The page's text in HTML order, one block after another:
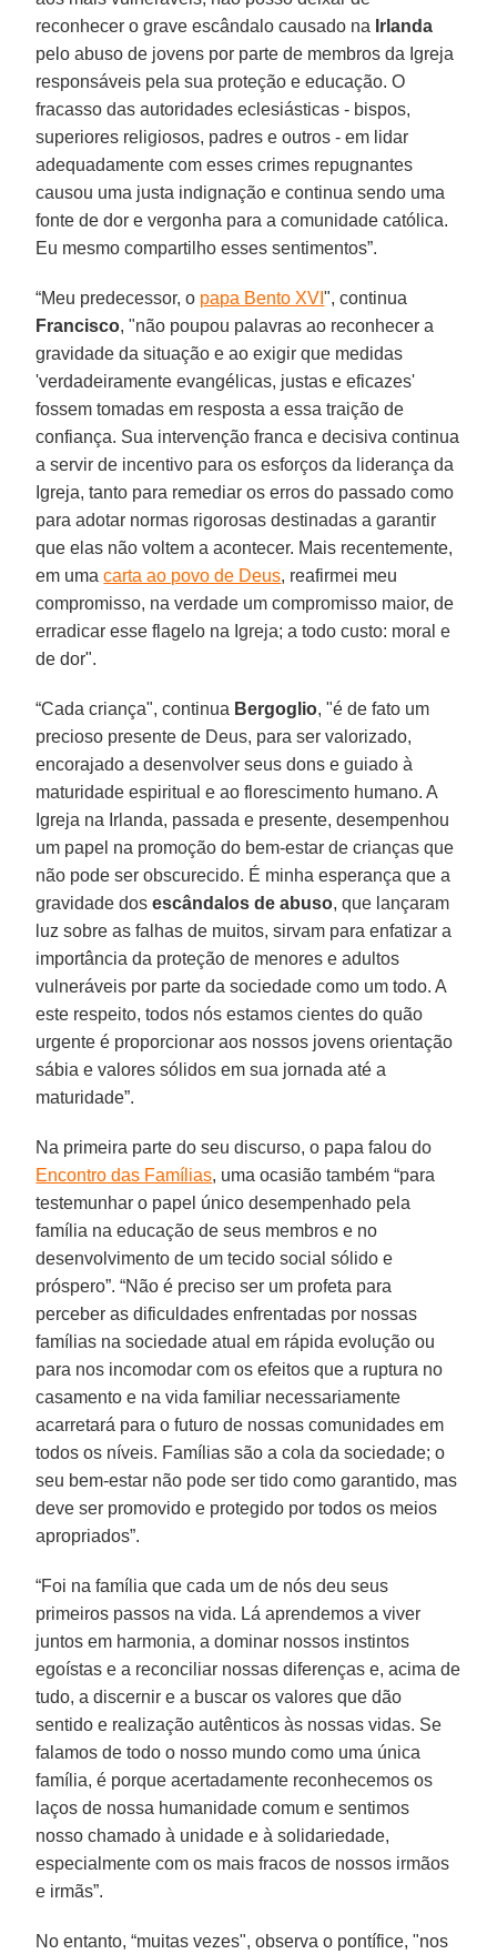
reconhecer o grave escândalo causado na Irlanda
pelo abuso de jovens por parte de membros da Igreja
responsáveis pela sua proteção e educação. O
fracasso das autoridades eclesiásticas - bispos,
superiores religiosos, padres e outros - em lidar
adequadamente com esses crimes repugnantes
causou uma justa indignação e continua sendo uma
fonte de dor e vergonha para a comunidade católica.
Eu mesmo compartilho esses sentimentos”.
“Meu predecessor, o papa Bento XVI", continua
Francisco, "não poupou palavras ao reconhecer a
gravidade da situação e ao exigir que medidas
'verdadeiramente evangélicas, justas e eficazes'
fossem tomadas em resposta a essa traição de
confiança. Sua intervenção franca e decisiva continua
a servir de incentivo para os esforços da liderança da
Igreja, tanto para remediar os erros do passado como
para adotar normas rigorosas destinadas a garantir
que elas não voltem a acontecer. Mais recentemente,
em umacarta ao povo de Deus, reafirmei meu
compromisso, na verdade um compromisso maior, de
erradicar esse flagelo na Igreja; a todo custo: moral e
de dor".
“Cada criança", continua Bergoglio, "é de fato um
precioso presente de Deus, para ser valorizado,
encorajado a desenvolver seus dons e guiado à
maturidade espiritual e ao florescimento humano. A
Igreja na Irlanda, passada e presente, desempenhou
um papel na promoção do bem-estar de crianças que
não pode ser obscurecido. É minha esperança que a
gravidade dosescândalos de abuso, que lançaram
luz sobre as falhas de muitos, sirvam para enfatizar a
importância da proteção de menores e adultos
vulneráveis por parte da sociedade como um todo. A
este respeito, todos nós estamos cientes do quão
urgente é proporcionar aos nossos jovens orientação
sábia e valores sólidos em sua jornada até a
maturidade”.
Na primeira parte do seu discurso, o papa falou do
Encontro das Famílias, uma ocasião também “para
testemunhar o papel único desempenhado pela
família na educação de seus membros e no
desenvolvimento de um tecido social sólido e
próspero”. “Não é preciso ser um profeta para
perceber as dificuldades enfrentadas por nossas
famílias na sociedade atual em rápida evolução ou
para nos incomodar com os efeitos que a ruptura no
casamento e na vida familiar necessariamente
acarretará para o futuro de nossas comunidades em
todos os níveis. Famílias são a cola da sociedade; o
seu bem-estar não pode ser tido como garantido, mas
deve ser promovido e protegido por todos os meios
apropriados”.
“Foi na família que cada um de nós deu seus
primeiros passos na vida. Lá aprendemos a viver
juntos em harmonia, a dominar nossos instintos
egoístas e a reconciliar nossas diferenças e, acima de
tudo, a discernir e a buscar os valores que dão
sentido e realização autênticos às nossas vidas. Se
falamos de todo o nosso mundo como uma única
família, é porque acertadamente reconhecemos os
laços de nossa humanidade comum e sentimos
nosso chamado à unidade e à solidariedade,
especialmente com os mais fracos de nossos irmãos
e irmãs”.
No entanto, “muitas vezes", observa o pontífice, "nos